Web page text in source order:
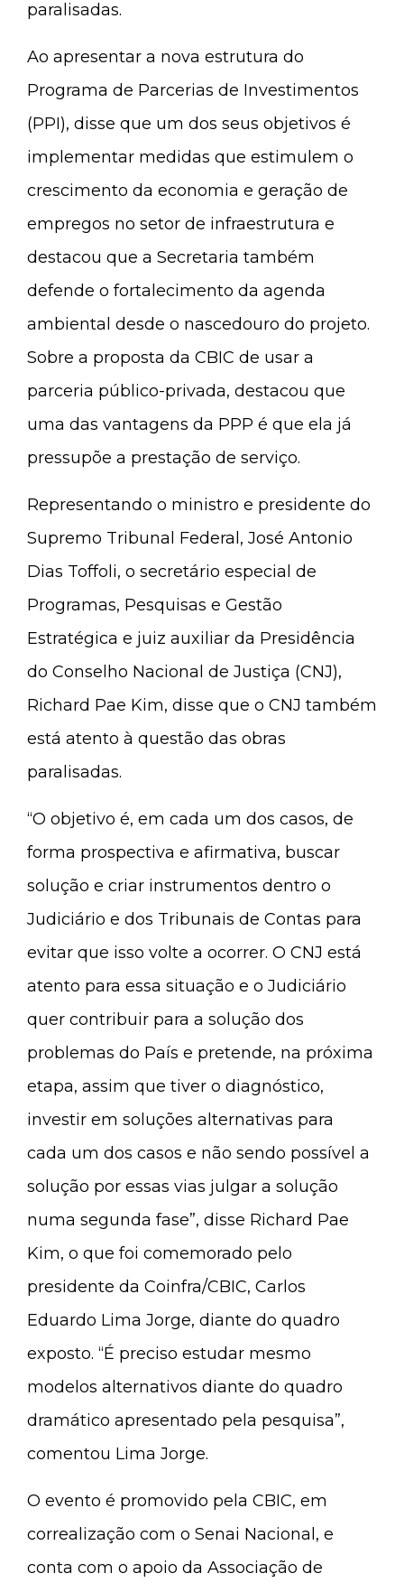
paralisadas.
Ao apresentar a nova estrutura do
Programa de Parcerias de Investimentos
(PPI), disse que um dos seus objetivos é
implementar medidas que estimulem o
crescimento da economia e geração de
empregos no setor de infraestrutura e
destacou que a Secretaria também
defende o fortalecimento da agenda
ambiental desde o nascedouro do projeto.
Sobre a proposta da CBIC de usar a
parceria público-privada, destacou que
uma das vantagens da PPP é que ela já
pressupõe a prestação de serviço.
Representando o ministro e presidente do
Supremo Tribunal Federal, José Antonio
Dias Toffoli, o secretário especial de
Programas, Pesquisas e Gestão
Estratégica e juiz auxiliar da Presidência
do Conselho Nacional de Justiça (CNJ),
Richard Pae Kim, disse que o CNJ também
está atento à questão das obras
paralisadas.
“O objetivo é, em cada um dos casos, de
forma prospectiva e afirmativa, buscar
solução e criar instrumentos dentro o
Judiciário e dos Tribunais de Contas para
evitar que isso volte a ocorrer. O CNJ está
atento para essa situação e o Judiciário
quer contribuir para a solução dos
problemas do País e pretende, na próxima
etapa, assim que tiver o diagnóstico,
investir em soluções alternativas para
cada um dos casos e não sendo possível a
solução por essas vias julgar a solução
numa segunda fase”, disse Richard Pae
Kim, o que foi comemorado pelo
presidente da Coinfra/CBIC, Carlos
Eduardo Lima Jorge, diante do quadro
exposto. “É preciso estudar mesmo
modelos alternativos diante do quadro
dramático apresentado pela pesquisa”,
comentou Lima Jorge.
O evento é promovido pela CBIC, em
correalização com o Senai Nacional, e
conta com o apoio da Associação de